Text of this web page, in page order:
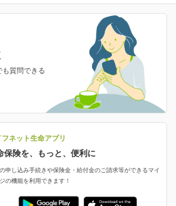
ラヤ
険選びのためのWebメディア
命の特長
が選ばれる理由がわかる！
きました！
書類
える
える
認・変更
法の変更
みの再開
況確認
加契約の申し込み など
お手続き・サービス
請求
ト
ページ
も質問できる
フネット生命アプリ
保険を、もっと、便利に
申し込み手続きや保険金・給付金のご請求等ができるマイ
の機能を利用できます！